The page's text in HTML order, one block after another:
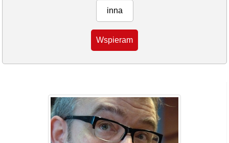
inna
Wspieram